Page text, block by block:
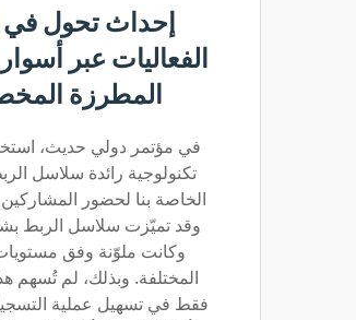
إحداث تحول في
الفعاليات عبر
المطرزة
في مؤتمر دولي حديث،
تكنولوجية رائدة سلاسل
الخاصة بنا لحضور
وقد تميّزت سلاسل الربط
وكانت ملوّنة وفق
المختلفة. وبذلك، لم تُسهم
فقط في تسهيل عملية